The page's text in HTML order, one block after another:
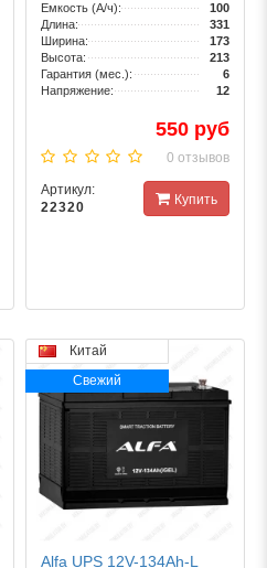
Емкость (А/ч):
100
Длина:
331
Ширина:
173
Высота:
213
Гарантия (мес.):
6
Напряжение:
12
550 руб
0 отзывов
Артикул:
22320
Купить
Китай
Свежий
Alfa UPS 12V-134Ah-L